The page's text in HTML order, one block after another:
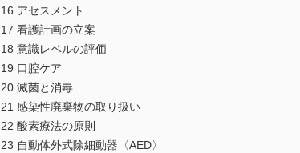
16 アセスメント
17 看護計画の立案
18 意識レベルの評価
19 口腔ケア
20 滅菌と消毒
21 感染性廃棄物の取り扱い
22 酸素療法の原則
23 自動体外式除細動器〈AED〉